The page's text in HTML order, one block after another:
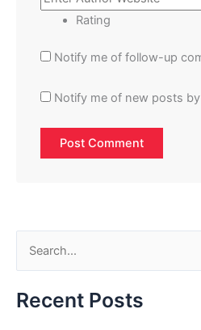
Rating
Notify me of follow-up
Notify me of new posts by
a
Recent Posts